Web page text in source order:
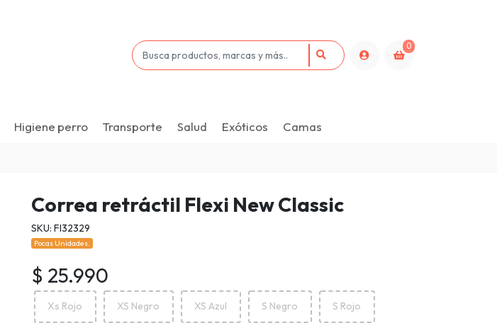
0
Higiene perro Transporte Salud Exóticos Camas
Correa retráctil Flexi New Classic
SKU: Fl32329
Pocas Unidades.
$ 25.990
Xs Rojo XS Negro XS Azul S Negro S Rojo